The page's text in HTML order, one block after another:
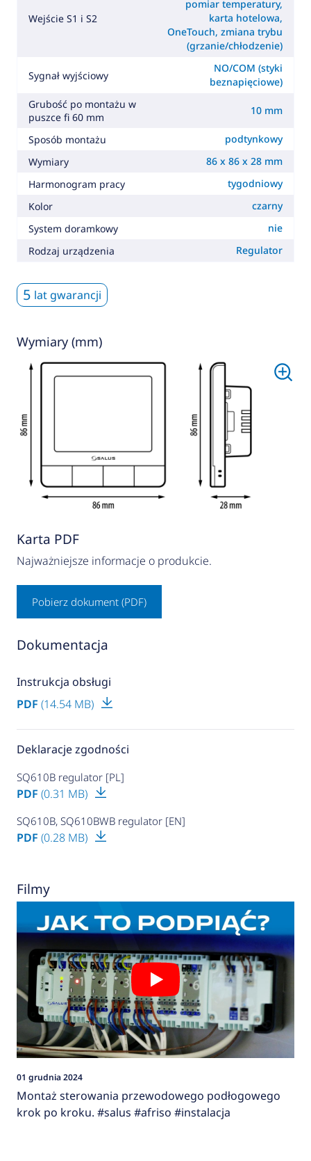
Wejście S1 i S2
pomiar temperatury,
karta hotelowa,
OneTouch, zmiana trybu
(grzanie/chłodzenie)
Sygnał wyjściowy
NO/COM (styki
beznapięciowe)
Grubość po montażu w
puszce fi 60 mm
10 mm
Sposób montażu
podtynkowy
Wymiary
86 x 86 x 28 mm
Harmonogram pracy
tygodniowy
Kolor
czarny
System doramkowy
nie
Rodzaj urządzenia
Regulator
5 lat gwarancji
Wymiary (mm)
Karta PDF
Najważniejsze informacje o produkcie.
Pobierz dokument (PDF)
Dokumentacja
Instrukcja obsługi
PDF (14.54 MB)
Deklaracje zgodności
SQ610B regulator [PL]
PDF (0.31 MB)
SQ610B, SQ610BWB regulator [EN]
PDF (0.28 MB)
Filmy
01 grudnia 2024
Montaż sterowania przewodowego podłogowego
krok po kroku. #salus #afriso #instalacja